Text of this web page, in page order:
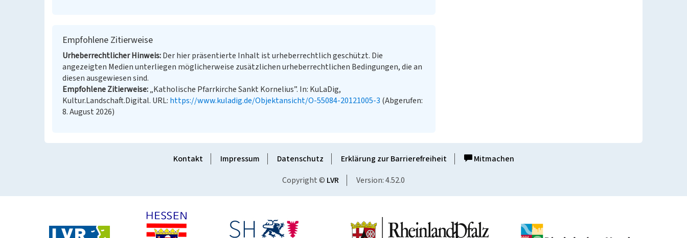
Empfohlene Zitierweise
Urheberrechtlicher Hinweis Der hier präsentierte Inhalt ist urheberrechtlich geschützt. Die
angezeigten Medien unterliegen möglicherweise zusätzlichen urheberrechtlichen Bedingungen, die an
diesen ausgewiesen sind.
Empfohlene Zitierweise „Katholische Pfarrkirche Sankt Kornelius”. In: KuLaDig,
Kultur.Landschaft.Digital. URL: https://www.kuladig.de/Objektansicht/O-55084-20121005-3 (Abgerufen:
8. August 2026)
Kontakt Impressum Datenschutz Erklärung zur Barrierefreiheit
Mitmachen
Copyright © LVR Version: 4.52.0